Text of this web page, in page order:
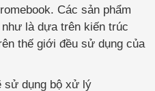
Các sản phẩm
là dựa trên kiến trúc
thế giới đều sử dụng của
sử dụng bộ xử lý